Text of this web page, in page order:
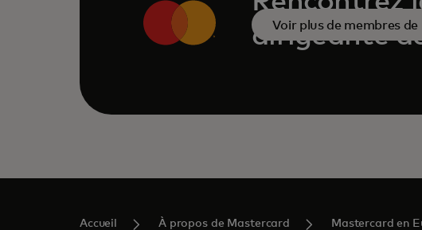
dirigeante
Voir plus de membres de
Accueil À propos de Mastercard Mastercard en